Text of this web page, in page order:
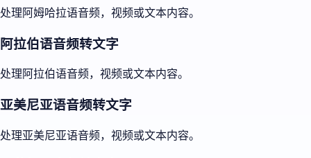
处理阿姆哈拉语音频，视频或文本内容。
阿拉伯语音频转文字
处理阿拉伯语音频，视频或文本内容。
亚美尼亚语音频转文字
处理亚美尼亚语音频，视频或文本内容。